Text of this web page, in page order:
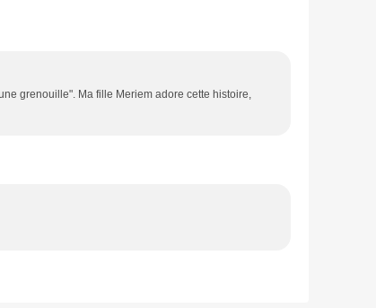
grenouille". Ma fille Meriem adore cette histoire,